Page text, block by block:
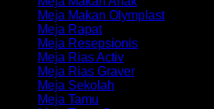
Meja Makan Olymplast
Meja Rapat
Meja Resepsionis
Meja Rias Activ
Meja Rias Graver
Meja Sekolah
Meja Tamu